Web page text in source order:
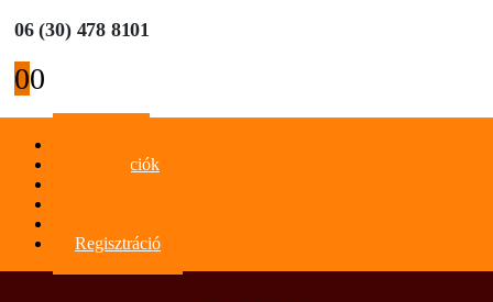
06 (30) 478 8101
00
Információk
Regisztráció